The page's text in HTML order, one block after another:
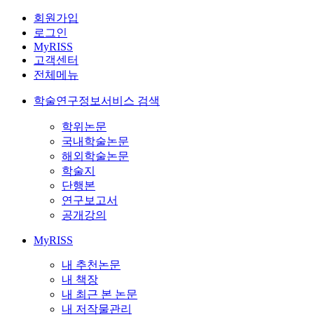
회원가입
로그인
MyRISS
고객센터
전체메뉴
학술연구정보서비스 검색
학위논문
국내학술논문
해외학술논문
학술지
단행본
연구보고서
공개강의
MyRISS
내 추천논문
내 책장
내 최근 본 논문
내 저작물관리